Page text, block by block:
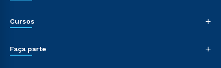
Cursos +
Faça parte +